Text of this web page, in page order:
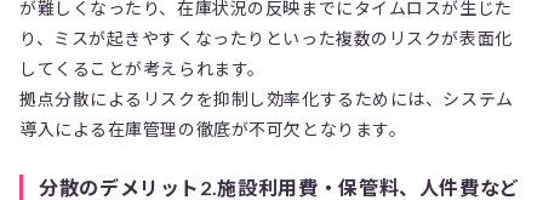
が難しくなったり、在庫状況の反映までにタイムロスが生じた
り、ミスが起きやすくなったりといった複数のリスクが表面化
してくることが考えられます。
拠点分散によるリスクを抑制し効率化するためには、システム
導入による在庫管理の徹底が不可欠となります。
分散のデメリット2.施設利用費・保管料、人件費など